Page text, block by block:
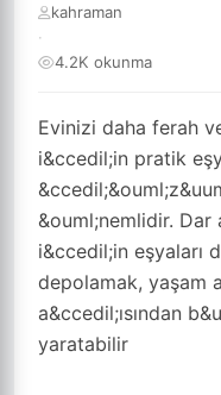
Evinizi daha ferah
i&ccedil;in pratik
&ouml;nemlidir.
i&ccedil;in eşyaları
depolamak, yaşam
a&ccedil;ısından
yaratabilir
kahraman
·
4.2K okunma